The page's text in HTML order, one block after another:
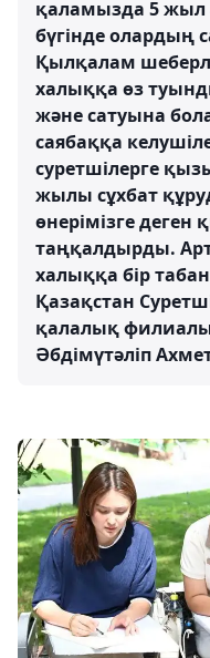
қаламызда 5 жыл
бүгінде олардың
Қылқалам
халыққа өз
және сатуына
саябаққа
суретшілерге
жылы сұхбат
өнерімізге
таңқалдырды. Арт-
халыққа бір
Қазақстан
қалалық
Әбдімүтәліп